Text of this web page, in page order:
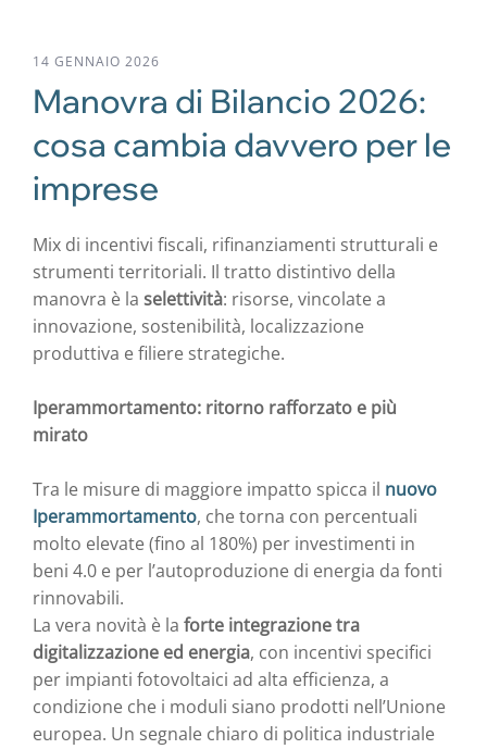
14 GENNAIO 2026
Manovra di Bilancio 2026:
cosa cambia davvero per le
imprese
Mix di incentivi fiscali, rifinanziamenti strutturali e
strumenti territoriali. Il tratto distintivo della
manovra è la selettività: risorse, vincolate a
innovazione, sostenibilità, localizzazione
produttiva e filiere strategiche.
Iperammortamento: ritorno rafforzato e più
mirato
Tra le misure di maggiore impatto spicca il nuovo
Iperammortamento, che torna con percentuali
molto elevate (fino al 180%) per investimenti in
beni 4.0 e per l’autoproduzione di energia da fonti
rinnovabili.
La vera novità è la forte integrazione tra
digitalizzazione ed energia, con incentivi specifici
per impianti fotovoltaici ad alta efficienza, a
condizione che i moduli siano prodotti nell’Unione
europea. Un segnale chiaro di politica industriale